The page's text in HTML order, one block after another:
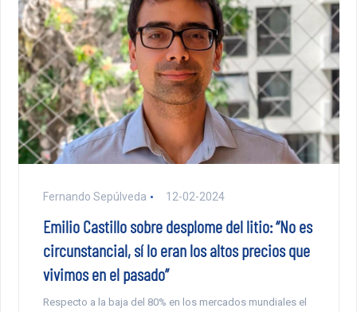
Fernando Sepúlveda 12-02-2024
Emilio Castillo sobre desplome del litio: “No es
circunstancial, sí lo eran los altos precios que
vivimos en el pasado”
Respecto a la baja del 80% en los mercados mundiales el